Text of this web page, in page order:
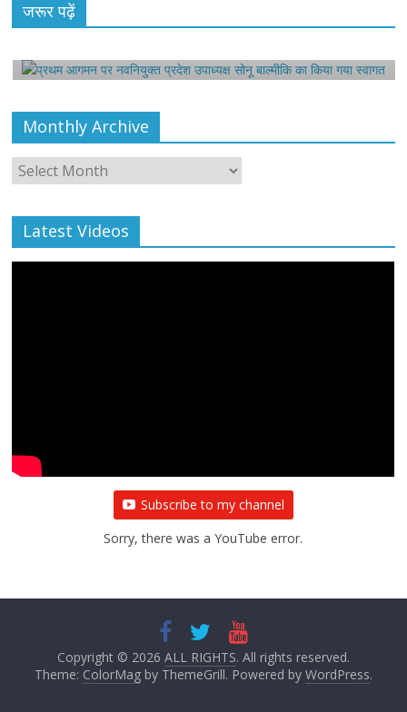
जरूर पढ़ें
प्रथम आगमन पर नवनियुक्त प्रदेश उपाध्यक्ष सोनू
बाल्मीकि का किया गया स्वागत
Monthly Archive
Monthly
Archive
Latest Videos
Subscribe to my channel
Sorry, there was a YouTube error.
Copyright © 2026 ALL RIGHTS. All rights reserved.
Theme: ColorMagby ThemeGrill. Powered by WordPress.